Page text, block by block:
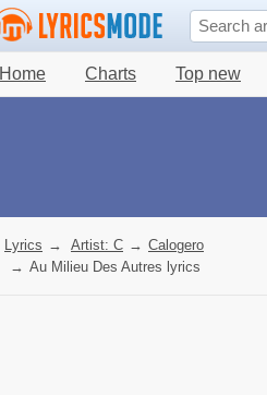
Home Charts Top new
Lyrics → Artist: C → Calogero
→ Au Milieu Des Autres lyrics